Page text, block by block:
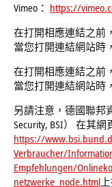
Vimeo： https://
在打開相應連結之前
當您打開連結網站時
在打開相應連結之前
當您打開連結網站時
另請注意，德國聯邦
Security, BSI） 在其網
https://
Verbraucher/
Empfehlungen/
netzwerke_node.html